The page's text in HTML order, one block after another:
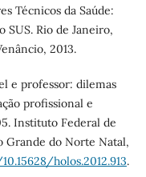
Técnicos da Saúde:
SUS. Rio de Janeiro,
2013.
e professor: dilemas
profissional e
Instituto Federal de
Grande do Norte Natal,
holos.2012.913.